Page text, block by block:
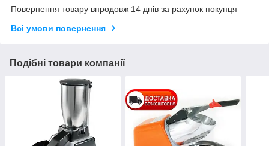
Повернення товару впродовж 14 днів за рахунок покупця
Всі умови повернення
Подібні товари компанії